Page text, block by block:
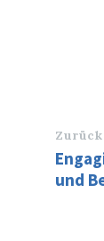
Zurück
und